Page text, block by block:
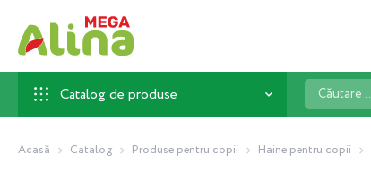
Catalog de produse
Căutare
...
Acasă Catalog Produse pentru copii Haine pentru copii